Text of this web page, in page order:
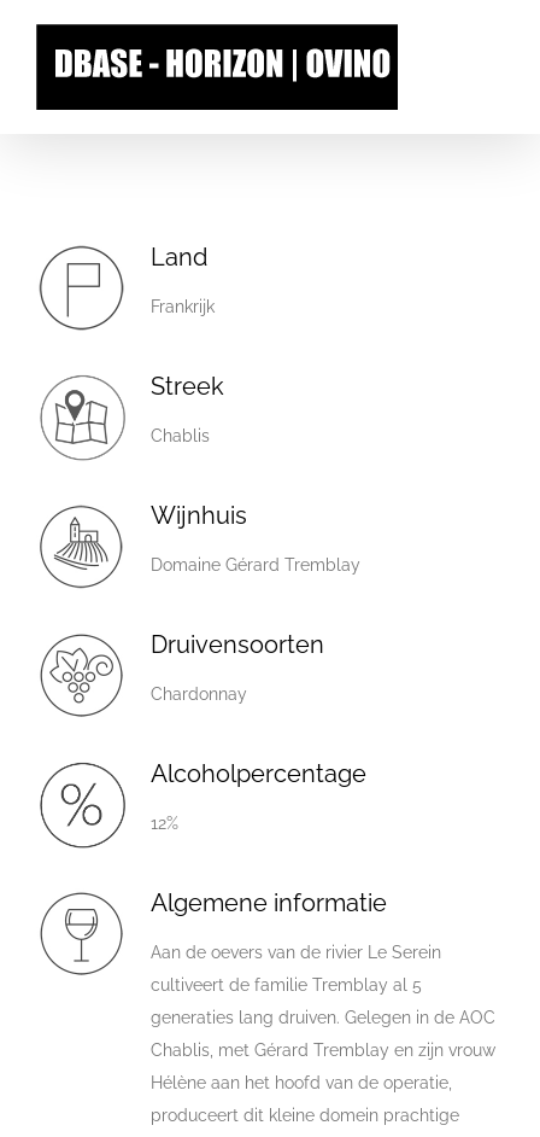
content
Land
Frankrijk
Streek
Chablis
Wijnhuis
Domaine Gérard Tremblay
Druivensoorten
Chardonnay
Alcoholpercentage
12%
Algemene informatie
Aan de oevers van de rivier Le Serein
cultiveert de familie Tremblay al 5
generaties lang druiven. Gelegen in de AOC
Chablis, met Gérard Tremblay en zijn vrouw
Hélène aan het hoofd van de operatie,
produceert dit kleine domein prachtige